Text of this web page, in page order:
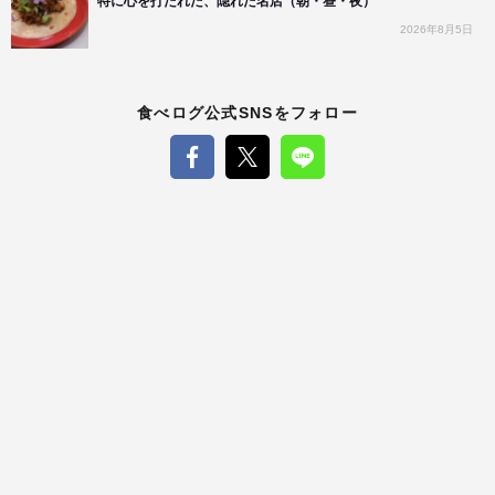
2026年8月5日
食べログ公式SNSをフォロー